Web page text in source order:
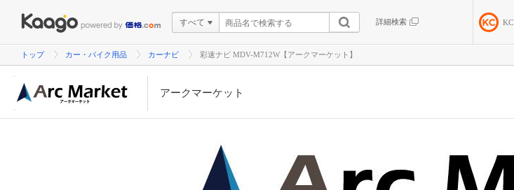
すべて 詳細検索 KC
トップ カー・バイク用品 カーナビ 彩速ナビ MDV-M712W【アークマーケット】
アークマーケット